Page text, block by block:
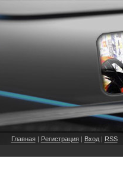
Главная| Регистрация| Вход| RSS